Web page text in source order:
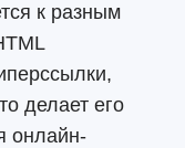
к разным
делает его
онлайн-